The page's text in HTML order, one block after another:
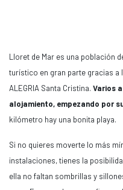
Lloret de Mar es una población
turístico en gran parte gracias a
ALEGRIA Santa Cristina. Varios
alojamiento, empezando por
kilómetro hay una bonita playa.
Si no quieres moverte lo más
instalaciones, tienes la
ella no faltan sombrillas y